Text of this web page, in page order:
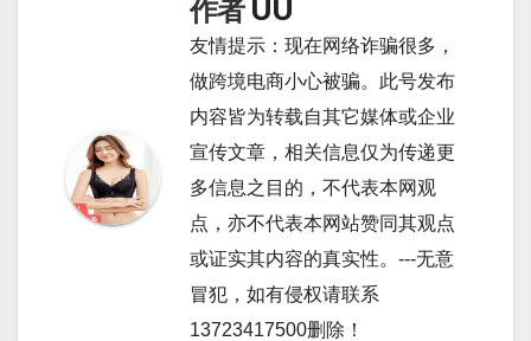
作者 UU
友情提示：现在网络诈骗很多，
做跨境电商小心被骗。此号发布
内容皆为转载自其它媒体或企业
宣传文章，相关信息仅为传递更
多信息之目的，不代表本网观
点，亦不代表本网站赞同其观点
或证实其内容的真实性。---无意
冒犯，如有侵权请联系
13723417500删除！